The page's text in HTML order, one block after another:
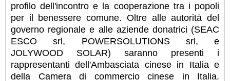
profilo dell'incontro e la cooperazione tra i popoli
per il benessere comune. Oltre alle autorità del
governo regionale e alle aziende donatrici (SEAC
ESCO srl, POWERSOLUTIONS srl, e
JOLYWOOD SOLAR) saranno presenti i
rappresentanti dell'Ambasciata cinese in Italia e
della Camera di commercio cinese in Italia.